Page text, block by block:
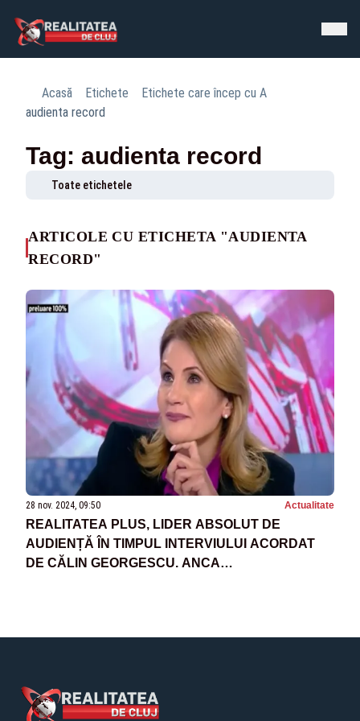
Acasă Etichete
Etichete care încep cu A
audienta record
Tag: audienta record
Toate etichetele
ARTICOLE CU ETICHETA "AUDIENTA
RECORD"
28 nov. 2024, 09:50 Actualitate
REALITATEA PLUS, LIDER ABSOLUT DE
AUDIENȚĂ ÎN TIMPUL INTERVIULUI ACORDAT
DE CĂLIN GEORGESCU. ANCA